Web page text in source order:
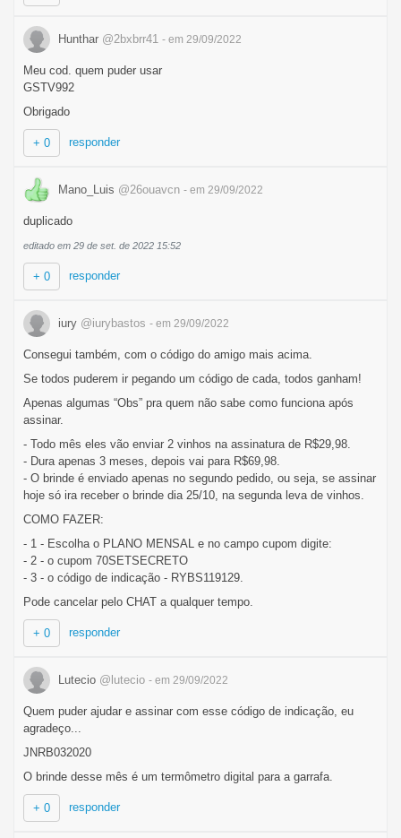
Hunthar @2bxbrr41 - em 29/09/2022
Meu cod. quem puder usar
GSTV992
Obrigado
+ 0 responder
Mano_Luis @26ouavcn - em 29/09/2022
duplicado
editado em 29 de set. de 2022 15:52
+ 0 responder
iury @iurybastos - em 29/09/2022
Consegui também, com o código do amigo mais acima.
Se todos puderem ir pegando um código de cada, todos ganham!
Apenas algumas “Obs” pra quem não sabe como funciona após
assinar.
- Todo mês eles vão enviar 2 vinhos na assinatura de R$29,98.
- Dura apenas 3 meses, depois vai para R$69,98.
- O brinde é enviado apenas no segundo pedido, ou seja, se assinar
hoje só ira receber o brinde dia 25/10, na segunda leva de vinhos.
COMO FAZER:
- 1 - Escolha o PLANO MENSAL e no campo cupom digite:
- 2 - o cupom 70SETSECRETO
- 3 - o código de indicação - RYBS119129.
Pode cancelar pelo CHAT a qualquer tempo.
+ 0 responder
Lutecio @lutecio - em 29/09/2022
Quem puder ajudar e assinar com esse código de indicação, eu
agradeço...
JNRB032020
O brinde desse mês é um termômetro digital para a garrafa.
+ 0 responder